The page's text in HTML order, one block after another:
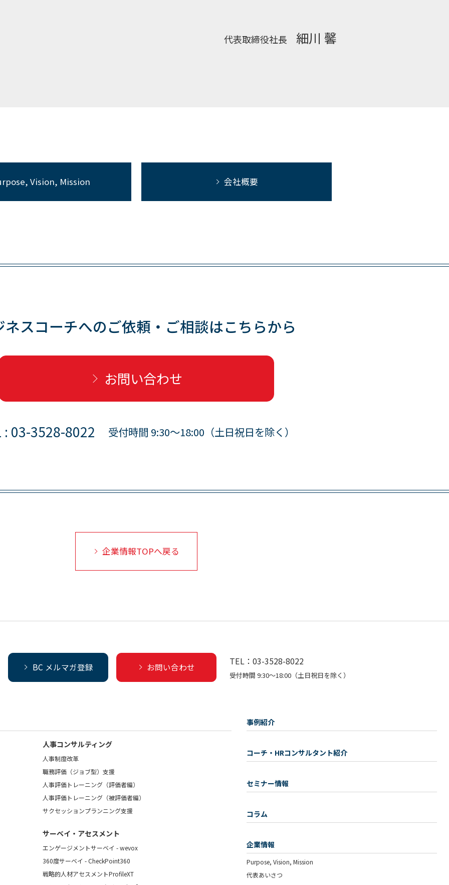
代表取締役社長 細川 馨
Vision, Mission 会社概要
ネスコーチへのご依頼・ ご相談はこちらから
お問い合わせ
: 03-3528-8022 受付時間 9:30〜18:00（土日祝日を除く）
企業情報TOPへ戻る
BC メルマガ登録 お問い合わせ
TEL：03-3528-8022
受付時間 9:30～18:00（土日祝日を除く）
人事コンサルティング
人事制度改革
職務評価（ジョブ型）支援
人事評価トレーニング（評価者編）
人事評価トレーニング（被評価者編）
サクセッションプランニング支援
サーベイ・アセスメント
エンゲージメントサーベイ - wevox
360度サーベイ - CheckPoint360
戦略的人材アセスメントProfileXT
事例紹介
コーチ・HRコンサルタント紹介
セミナー情報
コラム
企業情報
Purpose, Vision, Mission
代表あいさつ